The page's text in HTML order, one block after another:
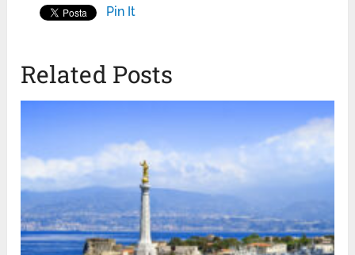
Pin It
Related Posts